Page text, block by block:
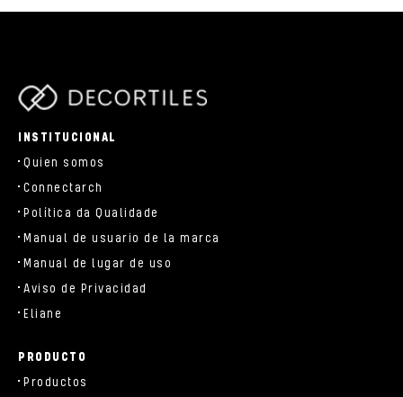
INSTITUCIONAL
Quien somos
Connectarch
Política da Qualidade
Manual de usuario de la marca
Manual de lugar de uso
Aviso de Privacidad
Eliane
PRODUCTO
Productos